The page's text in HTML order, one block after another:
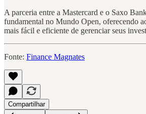
A parceria entre a Mastercard e o Saxo
fundamental no Mundo Open, oferecendo
mais fácil e eficiente de gerenciar seus
Fonte: Finance Magnates
Compartilhar